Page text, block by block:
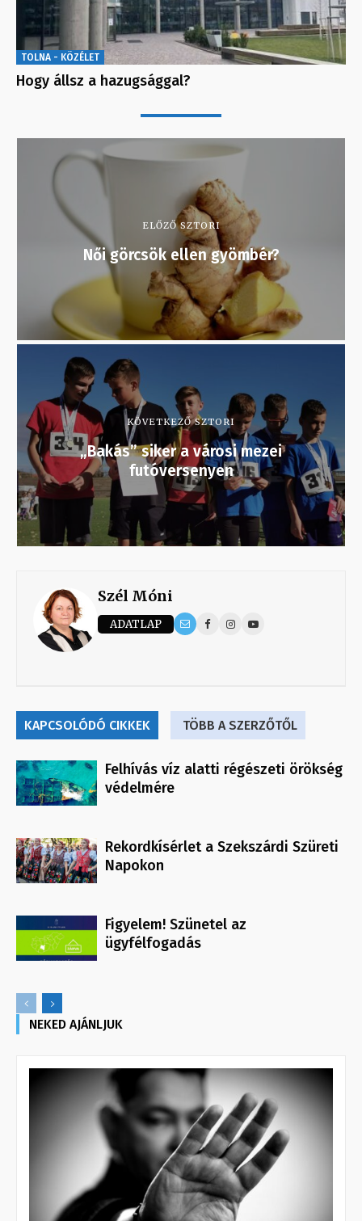
TOLNA - KÖZÉLET
Hogy állsz a hazugsággal?
ELŐZŐ SZTORI
Női görcsök ellen gyömbér?
KÖVETKEZŐ SZTORI
„Bakás” siker a városi mezei
futóversenyen
Szél Móni
ADATLAP
KAPCSOLÓDÓ CIKKEK TÖBB A SZERZŐTŐL
Felhívás víz alatti régészeti örökség
védelmére
Rekordkísérlet a Szekszárdi Szüreti
Napokon
Figyelem! Szünetel az
ügyfélfogadás
NEKED AJÁNLJUK